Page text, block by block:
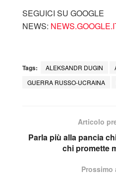
SEGUICI SU GOOGLE
NEWS:
Tags: ALEKSANDR DUGIN
GUERRA RUSSO-UCRAINA
Articolo
Parla più alla pancia
chi promette
Prossimo